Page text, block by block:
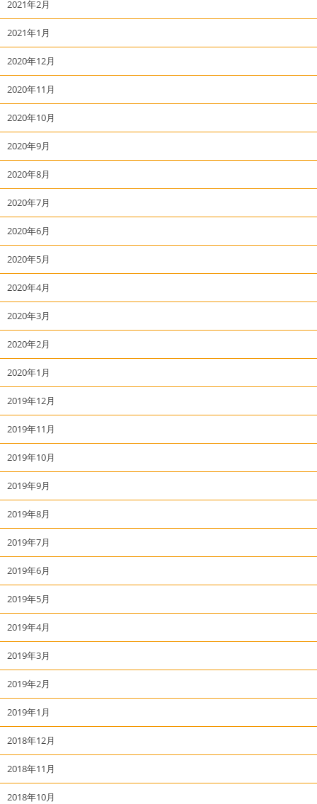
2021年2月
2021年1月
2020年12月
2020年11月
2020年10月
2020年9月
2020年8月
2020年7月
2020年6月
2020年5月
2020年4月
2020年3月
2020年2月
2020年1月
2019年12月
2019年11月
2019年10月
2019年9月
2019年8月
2019年7月
2019年6月
2019年5月
2019年4月
2019年3月
2019年2月
2019年1月
2018年12月
2018年11月
2018年10月